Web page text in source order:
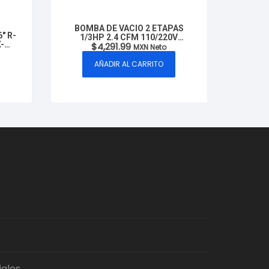
R-
BOMBA DE VACIO 2 ETAPAS
1/3HP 2.4 CFM 110/220V
MODELO: CXBVAIT2B MARCA
$4,291.99 MXN Neto
AÑADIR AL CARRITO